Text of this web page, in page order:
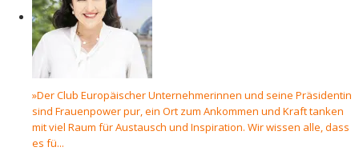
»Der Club Europäischer Unternehmerinnen und seine Präsidentin
sind Frauenpower pur, ein Ort zum Ankommen und Kraft tanken
mit viel Raum für Austausch und Inspiration. Wir wissen alle, dass
es fü...